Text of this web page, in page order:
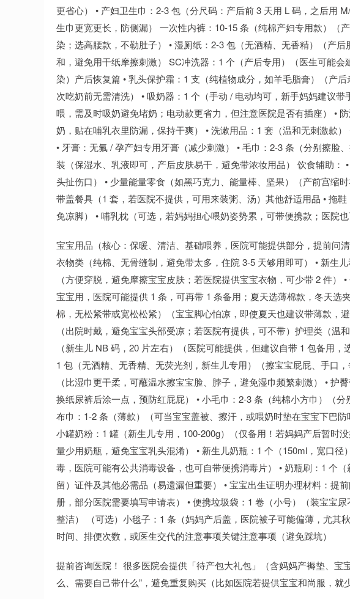
更省心） • 产妇卫生巾：2-3 包（分尺码：产后前 3 天用 L 码，之后用
生巾更宽更长，防侧漏） 一次性内裤：10-15 条（纯棉产妇专用款）（
染；选高腰款，不勒肚子） • 湿厕纸：2-3 包（无酒精、无香精）（产
和，避免用干纸摩擦刺激） SC冲洗器：1 个（产后专用）（医生可能
染）产后恢复篇 • 乳头保护霜：1 支（纯植物成分，如羊毛脂膏）（产
次吃奶前无需清洗） • 吸奶器：1 个（手动 / 电动均可，新手妈妈建议
喂，需及时吸奶避免堵奶；电动款更省力，但注意医院是否有插座） •
奶，贴在哺乳衣里防漏，保持干爽） • 洗漱用品：1 套（温和无刺激款）
• 牙膏：无氟 / 孕产妇专用牙膏（减少刺激） • 毛巾：2-3 条（分别擦脸
装（保湿水、乳液即可，产后皮肤易干，避免带浓妆用品） 饮食辅助：
头扯伤口） • 少量能量零食（如黑巧克力、能量棒、坚果）（产前宫缩
带盖餐具（1 套，若医院不提供，可用来装粥、汤）其他舒适用品 • 拖
免凉脚） • 哺乳枕（可选，若妈妈担心喂奶姿势累，可带便携款；医院也
宝宝用品（核心：保暖、清洁、基础喂养，医院可能提供部分，提前问清
衣物类（纯棉、无骨缝制，避免带太多，住院 3-5 天够用即可） • 新生
（方便穿脱，避免摩擦宝宝皮肤；若医院提供宝宝衣物，可少带 2 件）
宝宝用，医院可能提供 1 条，可再带 1 条备用；夏天选薄棉款，冬天选
棉，无松紧带或宽松松紧）（宝宝脚心怕凉，即使夏天也建议带薄款，
（出院时戴，避免宝宝头部受凉；若医院有提供，可不带）护理类（温
（新生儿 NB 码，20 片左右）（医院可能提供，但建议自带 1 包备用，
1 包（无酒精、无香精、无荧光剂，新生儿专用）（擦宝宝屁屁、手口
（比湿巾更干柔，可蘸温水擦宝宝脸、脖子，避免湿巾频繁刺激） • 护
换纸尿裤后涂一点，预防红屁屁） • 小毛巾：2-3 条（纯棉小方巾）（
布巾：1-2 条（薄款）（可当宝宝盖被、擦汗，或喂奶时垫在宝宝下巴
小罐奶粉：1 罐（新生儿专用，100-200g）（仅备用！若妈妈产后暂时
量少用奶瓶，避免宝宝乳头混淆） • 新生儿奶瓶：1 个（150ml，宽口
毒，医院可能有公共消毒设备，也可自带便携消毒片） • 奶瓶刷：1 个
留）证件及其他必需品（易遗漏但重要） • 宝宝出生证明办理材料：提
册，部分医院需要填写申请表） • 便携垃圾袋：1 卷（小号）（装宝宝
整洁） （可选）小毯子：1 条（妈妈产后盖，医院被子可能偏薄，尤其
时间、排便次数，或医生交代的注意事项关键注意事项（避免踩坑）
提前咨询医院！ 很多医院会提供「待产包大礼包」（含妈妈产褥垫、宝
么、需要自己带什么”，避免重复购买（比如医院若提供宝宝和尚服，就